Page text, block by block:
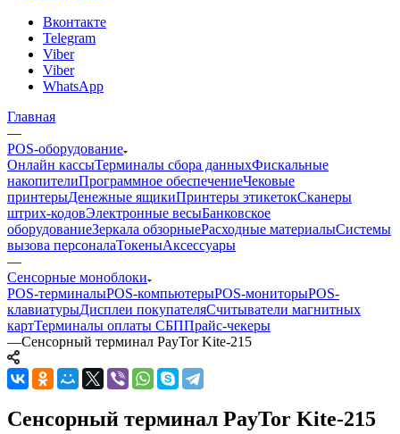
Вконтакте
Telegram
Viber
Viber
WhatsApp
Главная
—
POS-оборудование
Онлайн кассыТерминалы сбора данныхФискальные
накопителиПрограммное обеспечениеЧековые
принтерыДенежные ящикиПринтеры этикетокСканеры
штрих-кодовЭлектронные весыБанковское
оборудованиеЗеркала обзорныеРасходные материалыСистемы
вызова персоналаТокеныАксессуары
—
Сенсорные моноблоки
POS-терминалыPOS-компьютерыPOS-мониторыPOS-
клавиатурыДисплеи покупателяСчитыватели магнитных
картТерминалы оплаты СБППрайс-чекеры
—Сенсорный терминал PayTor Kite-215
Сенсорный терминал PayTor Kite-215